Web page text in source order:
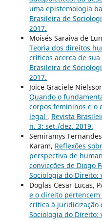
uma epistemologia
Brasileira de
2017.
Moisés Saraiva de
Teoria dos direitos
críticos acerca de
Brasileira de
2017.
Joice Graciele
Quando o
corpos femininos e o
legal , Revista
n. 3: set./dez. 2019.
Semiramys
Karam, Reflexões
perspectiva de
convicções de Diogo
Sociologia do Direito:
Doglas Cesar Lucas,
e o direito
crítica à juridicização
Sociologia do Direito: